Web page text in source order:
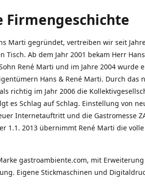
Firmengeschichte
Marti gegründet, vertreiben wir seit
Tisch. Ab dem Jahr 2001 bekam Herr
René Marti und im Jahre 2004 wurde
Hans & René Marti. Durch das
richtig im Jahr 2006 die
es Schlag auf Schlag. Einstellung von
Internetauftritt und die Gastromesse
1.1. 2013 übernimmt René Marti die volle
gastroambiente.com, mit Erweiterung
Eigene Stickmaschinen und